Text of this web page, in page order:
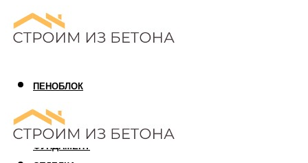
ПЕНОБЛОК
ГАЗОБЛОК
АРБОЛИТОВЫЙ БЛОК
ФУНДАМЕНТ